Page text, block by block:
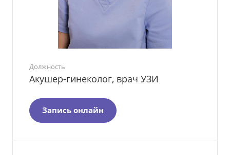
Должность
Акушер-гинеколог, врач УЗИ
Запись онлайн